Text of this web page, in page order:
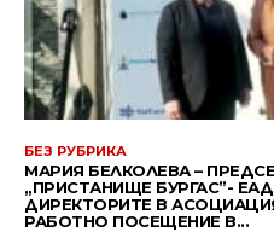
БЕЗ РУБРИКА
МАРИЯ БЕЛКОЛЕВА –
„ПРИСТАНИЩЕ БУРГАС”-
ДИРЕКТОРИТЕ В АСОЦИАЦИЯ
РАБОТНО ПОСЕЩЕНИЕ В...